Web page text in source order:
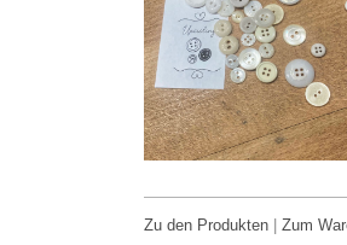
Zu den Produkten Zum